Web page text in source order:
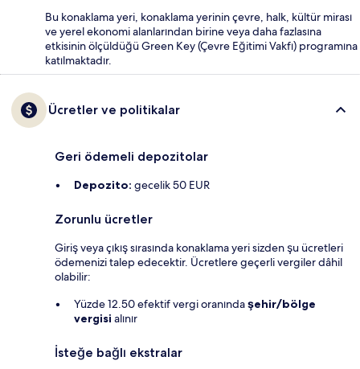
Bu konaklama yeri, konaklama yerinin çevre, halk, kültür mirası
ve yerel ekonomi alanlarından birine veya daha fazlasına
etkisinin ölçüldüğü Green Key (Çevre Eğitimi Vakfı) programına
katılmaktadır.
Ücretler ve politikalar
Geri ödemeli depozitolar
Depozito: gecelik 50 EUR
Zorunlu ücretler
Giriş veya çıkış sırasında konaklama yeri sizden şu ücretleri
ödemenizi talep edecektir. Ücretlere geçerli vergiler dâhil
olabilir:
Yüzde 12.50 efektif vergi oranındaşehir/bölge
vergisi alınır
İsteğe bağlı ekstralar